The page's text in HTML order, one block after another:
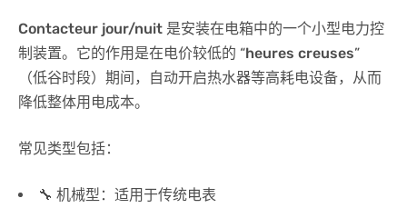
Contacteur jour/nuit 是安装在电箱中的一个小型电力控
制装置。它的作用是在电价较低的 “heures creuses”
（低谷时段）期间，自动开启热水器等高耗电设备，从而
降低整体用电成本。
常见类型包括：
🔧 机械型：适用于传统电表